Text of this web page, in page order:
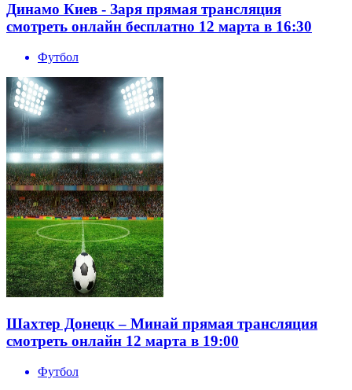
Динамо Киев - Заря прямая трансляция
смотреть онлайн бесплатно 12 марта в 16:30
Футбол
Шахтер Донецк – Минай прямая трансляция
смотреть онлайн 12 марта в 19:00
Футбол